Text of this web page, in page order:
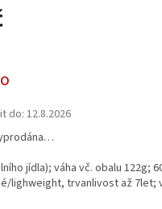
do: 12.8.2026
jídla); váha vč. obalu 122g;
lighweight, trvanlivost až 7let;